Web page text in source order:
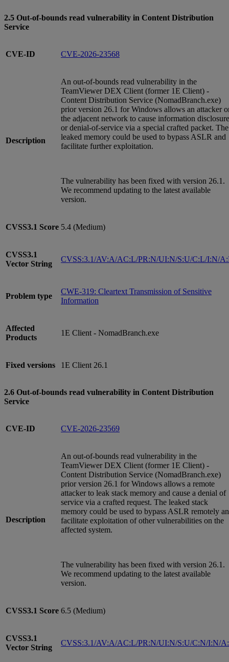
2.5 Out-of-bounds read vulnerability in Content Distribution
Service
CVE-ID CVE-2026-23568
Description
An out-of-bounds read vulnerability in the
TeamViewer DEX Client (former 1E Client) -
Content Distribution Service (NomadBranch.exe)
prior version 26.1 for Windows allows an attacker
the adjacent network to cause information disclosure
or denial-of-service via a special crafted packet. The
leaked memory could be used to bypass ASLR and
facilitate further exploitation.
The vulnerability has been fixed with version 26.1.
We recommend updating to the latest available
version.
CVSS3.1 Score 5.4 (Medium)
CVSS3.1
Vector String
CVSS:3.1/AV:A/AC:L/PR:N/UI:N/S:U/C:L/I:N/
Problem type
CWE-319: Cleartext Transmission of Sensitive
Information
Affected
Products
1E Client - NomadBranch.exe
Fixed versions 1E Client 26.1
2.6 Out-of-bounds read vulnerability in Content Distribution
Service
CVE-ID CVE-2026-23569
Description
An out-of-bounds read vulnerability in the
TeamViewer DEX Client (former 1E Client) -
Content Distribution Service (NomadBranch.exe)
prior version 26.1 for Windows allows a remote
attacker to leak stack memory and cause a denial of
service via a crafted request. The leaked stack
memory could be used to bypass ASLR remotely
facilitate exploitation of other vulnerabilities on the
affected system.
The vulnerability has been fixed with version 26.1.
We recommend updating to the latest available
version.
CVSS3.1 Score 6.5 (Medium)
CVSS3.1
Vector String
CVSS:3.1/AV:A/AC:L/PR:N/UI:N/S:U/C:N/I:N/